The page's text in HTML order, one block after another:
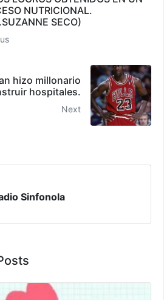
NUTRICIONAL.
SECO)
hizo millonario
hospitales.
Next
Sinfonola